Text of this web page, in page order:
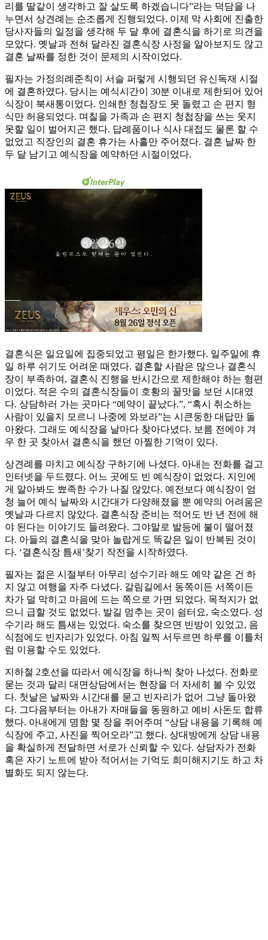
리를 딸같이 생각하고 잘 살도록 하겠습니다”라는 덕담을 나
누면서 상견례는 순조롭게 진행되었다. 이제 막 사회에 진출한
당사자들의 일정을 생각해 두 달 후에 결혼식을 하기로 의견을
모았다. 옛날과 전혀 달라진 결혼식장 사정을 알아보지도 않고
결혼 날짜를 정한 것이 문제의 시작이었다.
필자는 가정의례준칙이 서슬 퍼렇게 시행되던 유신독재 시절
에 결혼하였다. 당시는 예식시간이 30분 이내로 제한되어 있어
식장이 북새통이었다. 인쇄한 청첩장도 못 돌렸고 손 편지 형
식만 허용되었다. 며칠을 가족과 손 편지 청첩장을 쓰는 웃지
못할 일이 벌어지곤 했다. 답례품이나 식사 대접도 물론 할 수
없었고 직장인의 결혼 휴가는 사흘만 주어졌다. 결혼 날짜 한
두 달 남기고 예식장을 예약하던 시절이었다.
결혼식은 일요일에 집중되었고 평일은 한가했다. 일주일에 휴
일 하루 쉬기도 어려운 때였다. 결혼할 사람은 많으나 결혼식
장이 부족하여, 결혼식 진행을 반시간으로 제한해야 하는 형편
이었다. 적은 수의 결혼식장들이 호황의 꿀맛을 보던 시대였
다. 상담하러 가는 곳마다 “예약이 끝났다.”, “혹시 취소하는
사람이 있을지 모르니 나중에 와보라”는 시큰둥한 대답만 돌
아왔다. 그래도 예식장을 날마다 찾아다녔다. 보름 전에야 겨
우 한 곳 찾아서 결혼식을 했던 아찔한 기억이 있다.
상견례를 마치고 예식장 구하기에 나셨다. 아내는 전화를 걸고
인터넷을 두드렸다. 어느 곳에도 빈 예식장이 없었다. 지인에
게 알아봐도 뾰족한 수가 나질 않았다. 예전보다 예식장이 엄
청 늘어 예식 날짜와 시간대가 다양해졌을 뿐 예약의 어려움은
옛날과 다르지 않았다. 결혼식장 준비는 적어도 반 년 전에 해
야 된다는 이야기도 들려왔다. 그야말로 발등에 불이 떨어졌
다. 아들의 결혼식을 맞아 놀랍게도 똑같은 일이 반복된 것이
다. ‘결혼식장 틈새’찾기 작전을 시작하였다.
필자는 젊은 시절부터 아무리 성수기라 해도 예약 같은 건 하
지 않고 여행을 자주 다녔다. 갈림길에서 동쪽이든 서쪽이든
차가 덜 막히고 마음에 드는 쪽으로 가면 되었다. 목적지가 없
으니 급할 것도 없었다. 발길 멈추는 곳이 쉼터요, 숙소였다. 성
수기라 해도 틈새는 있었다. 숙소를 찾으면 빈방이 있었고, 음
식점에도 빈자리가 있었다. 아침 일찍 서두르면 하루를 이틀처
럼 이용할 수도 있었다.
지하철 2호선을 따라서 예식장을 하나씩 찾아 나섰다. 전화로
묻는 것과 달리 대면상담에서는 현장을 더 자세히 볼 수 있었
다. 첫날은 날짜와 시간대를 묻고 빈자리가 없어 그냥 돌아왔
다. 그다음부터는 아내가 자매들을 동원하고 예비 사돈도 합류
했다. 아내에게 명함 몇 장을 쥐어주며 “상담 내용을 기록해 예
식장에 주고, 사진을 찍어오라”고 했다. 상대방에게 상담 내용
을 확실하게 전달하면 서로가 신뢰할 수 있다. 상담자가 전화
혹은 자기 노트에 받아 적어서는 기억도 희미해지기도 하고 차
별화도 되지 않는다.